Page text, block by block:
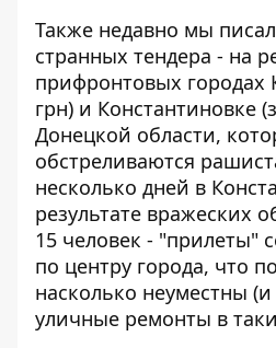
Также недавно мы
странных тендера - на
прифронтовых городах
грн) и Константиновке
Донецкой области,
обстреливаются
несколько дней в
результате вражеских
15 человек - "прилеты"
по центру города, что
насколько неуместны
уличные ремонты в